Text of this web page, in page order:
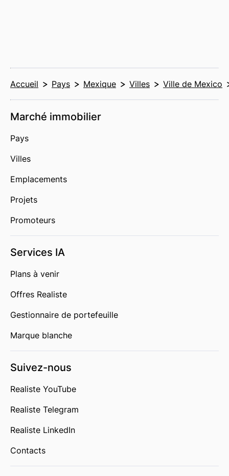
Accueil Pays Mexique Villes Ville de Mexico
Marché immobilier
Pays
Villes
Emplacements
Projets
Promoteurs
Services IA
Plans à venir
Offres Realiste
Gestionnaire de portefeuille
Marque blanche
Suivez-nous
Realiste YouTube
Realiste Telegram
Realiste LinkedIn
Contacts